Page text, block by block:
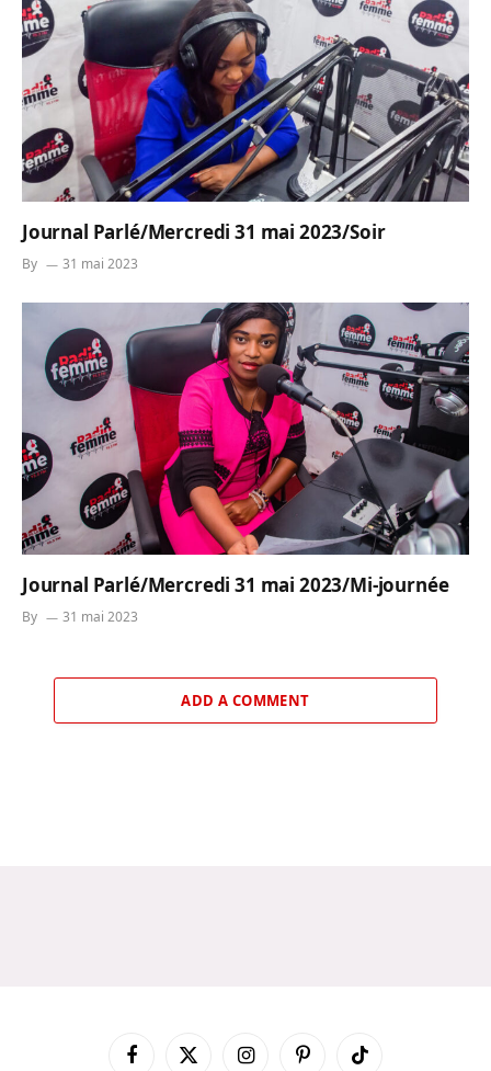
Journal Parlé/Mercredi 31 mai 2023/Soir
By 31 mai 2023
Journal Parlé/Mercredi 31 mai 2023/Mi-journée
By 31 mai 2023
ADD A COMMENT
FacebookX InstagramPinterestTikTok